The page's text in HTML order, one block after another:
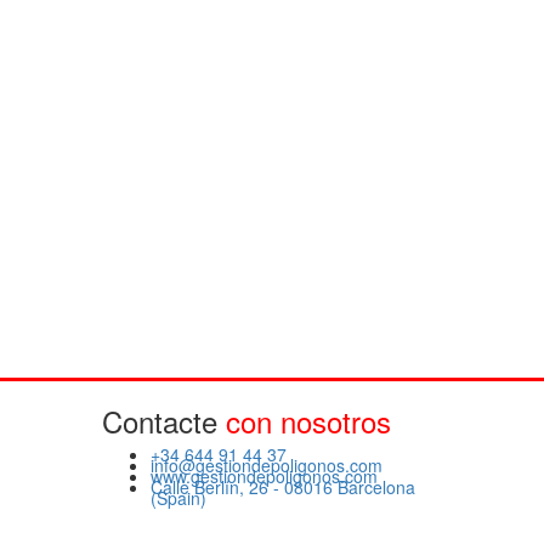
Contacte con nosotros
+34 644 91 44 37
info@gestiondepoligonos.com
www.gestiondepoligonos.com
Calle Berlín, 26 - 08016 Barcelona
(Spain)